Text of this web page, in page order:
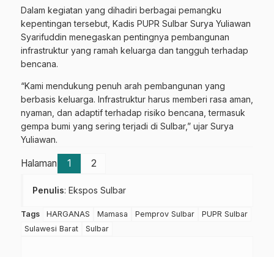
Dalam kegiatan yang dihadiri berbagai pemangku
kepentingan tersebut, Kadis PUPR Sulbar Surya Yuliawan
Syarifuddin menegaskan pentingnya pembangunan
infrastruktur yang ramah keluarga dan tangguh terhadap
bencana.
“Kami mendukung penuh arah pembangunan yang
berbasis keluarga. Infrastruktur harus memberi rasa aman,
nyaman, dan adaptif terhadap risiko bencana, termasuk
gempa bumi yang sering terjadi di Sulbar,” ujar Surya
Yuliawan.
Halaman 1 2
Penulis: Ekspos Sulbar
Tags HARGANAS Mamasa Pemprov Sulbar
PUPR Sulbar
Sulawesi Barat
Sulbar